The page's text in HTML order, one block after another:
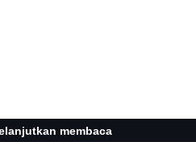
membaca